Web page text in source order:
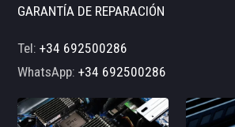
GARANTÍA DE REPARACIÓN
Tel:+34 692500286
WhatsApp:+34 692500286